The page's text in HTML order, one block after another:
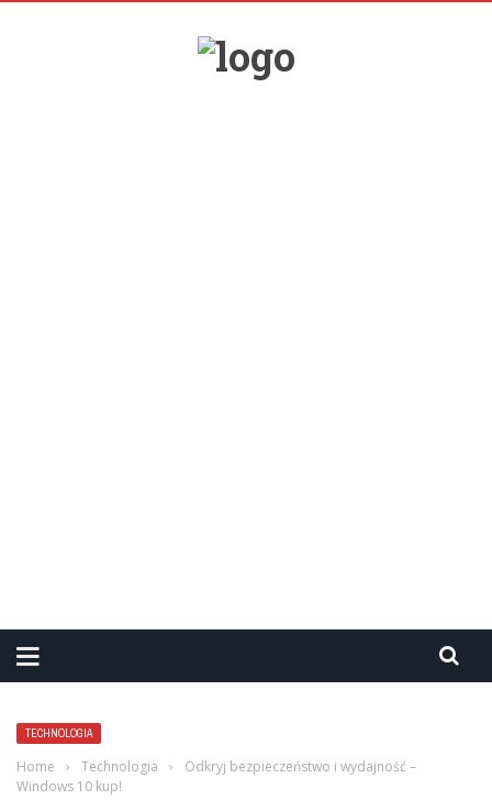
TECHNOLOGIA
Home › Technologia ›
Odkryj bezpieczeństwo i wydajność –
Windows 10 kup!